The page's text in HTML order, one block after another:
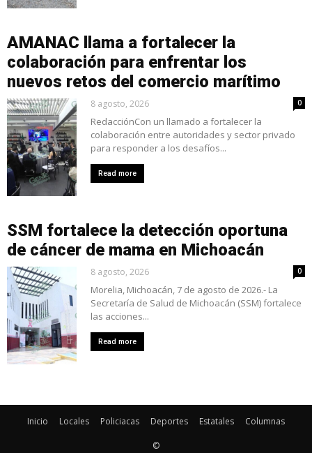
AMANAC llama a fortalecer la
colaboración para enfrentar los
nuevos retos del comercio marítimo
8 agosto, 2026 0
RedacciónCon un llamado a fortalecer la
colaboración entre autoridades y sector privado
para responder a los desafíos...
Read more
SSM fortalece la detección oportuna
de cáncer de mama en Michoacán
8 agosto, 2026 0
Morelia, Michoacán, 7 de agosto de 2026.- La
Secretaría de Salud de Michoacán (SSM) fortalece
las acciones...
Read more
Inicio Locales Policiacas Deportes Estatales Columnas
©